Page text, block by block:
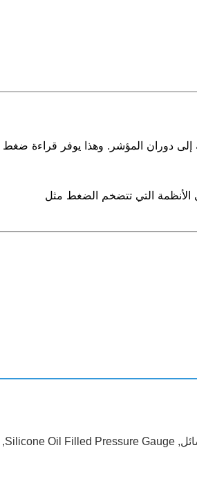
إلى دوران المؤشر. وهذا يوفر قراءة ضغط
الأنظمة التي تتضخم الضغط مثل
,
Silicone Oil Filled Pressure Gauge
,